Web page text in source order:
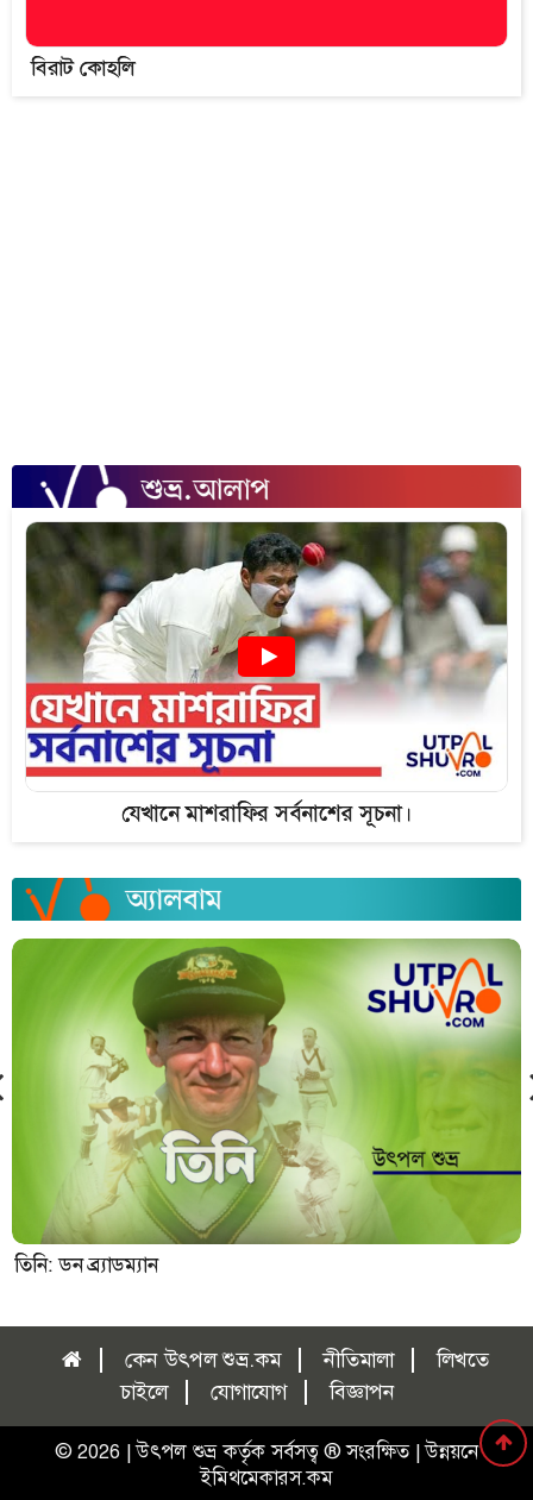
বিরাট কোহলি
যেখানে মাশরাফির সর্বনাশের সূচনা।
তিনি: ডন ব্র্যাডম্যান
কেন উৎপল শুভ্র.কম নীতিমালা
লিখতে
চাইলে
যোগাযোগ বিজ্ঞাপন
©2026 |উৎপল শুভ্রকর্তৃক সর্বসত্ব®সংরক্ষিত | উন্নয়নে
ইমিথমেকারস.কম